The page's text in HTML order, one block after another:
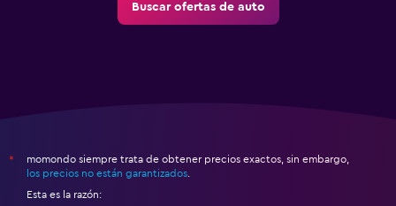
Buscar ofertas de auto
*
momondo siempre trata de obtener precios exactos, sin embargo,
los precios no están garantizados.
Esta es la razón: